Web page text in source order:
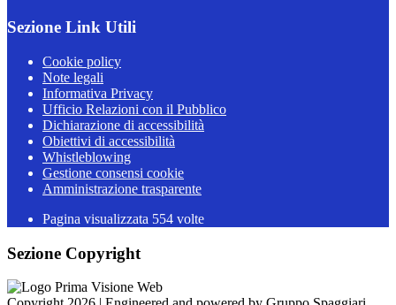
Sezione Link Utili
Cookie policy
Note legali
Informativa Privacy
Ufficio Relazioni con il Pubblico
Dichiarazione di accessibilità
Obiettivi di accessibilità
Whistleblowing
Gestione consensi cookie
Amministrazione trasparente
Pagina visualizzata 554 volte
Sezione Copyright